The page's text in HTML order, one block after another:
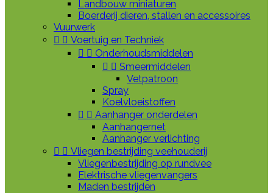
Landbouw miniaturen
Boerderij dieren, stallen en accessoires
Vuurwerk
  Voertuig en Techniek
  Onderhoudsmiddelen
  Smeermiddelen
Vetpatroon
Spray
Koelvloeistoffen
  Aanhanger onderdelen
Aanhangernet
Aanhanger verlichting
  Vliegen bestrijding veehouderij
Vliegenbestrijding op rundvee
Elektrische vliegenvangers
Maden bestrijden